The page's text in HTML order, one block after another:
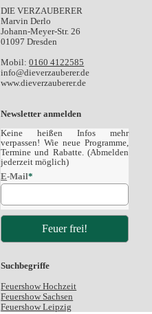
DIE VERZAUBERER
Marvin Derlo
Johann-Meyer-Str. 26
01097 Dresden
Mobil:0160 4122585
ed.rerebuazreveid@ofni
www.dieverzauberer.de
Newsletter anmelden
Keine heißen Infos mehr
verpassen! Wie neue Programme,
Termine und Rabatte. (Abmelden
jederzeit möglich)
E-Mail*
Suchbegriffe
Feuershow Hochzeit
Feuershow Sachsen
Feuershow Leipzig